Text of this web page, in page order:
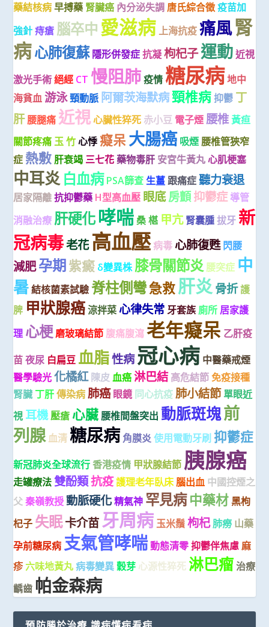
藥結核病 早搏藥 腎臟癌 內分泌失調 唐氏綜合徵疫苗加
強針 痔瘡 腦卒中愛滋病 上海抗疫 痛風腎
病心肺復蘇 隱形併發症 抗凝 枸杞子運動 近視
激光手術 絕經 CT 慢阻肺 疫情 糖尿病地中
海貧血 游泳頸動脈 阿爾茨海默病頸椎病 抑鬱 丁
肝 腰腿痛 近視心臟性猝死 赤小豆 電子煙 腰椎 黃疸
關節疼痛 玉 竹 心悸 癡呆 大腸癌 吸煙 腰椎管狹窄
症 熱敷 肝衰竭 三七花 藥物毒肝 安宮牛黃丸 心肌梗塞
中耳炎 白血病 PSA篩查 生薑 跟痛症 聽力衰退
居家隔離 抗抑鬱藥 H型高血壓 眼底房顫抑鬱症 導管
消融治療 肝硬化哮喘 桑 椹 甲亢 腎囊腫 拔牙 新
冠病毒老花 高血壓 病毒 心肺復甦 閃腰
減肥孕期 紫癜 δ變異株 膝骨關節炎 腰突症 中
暑 結核菌素試驗 脊柱側彎急救肝炎骨折護
脾 甲狀腺癌 涼拌菜 心律失常 牙套族 廁所 居家護
理 心梗 磨玻璃結節 腹痛腹瀉 老年癡呆 乙肝疫
苗 夜尿 白扁豆 血脂性病冠心病 中醫藥戒煙
醫學驗光 化橘紅 陳皮 血癌 淋巴結 高危結節 免疫接種
腎臟 丁肝 傳染病 肺癌 眼鏡 同心抗疫 肺小結節 單眼近
視 耳機壓瘡 心臟 腰椎間盤突出 動脈斑塊前
列腺 血清 糖尿病 角膜炎 使用電動牙刷 抑鬱症
新冠肺炎全球流行 香港疫情 甲狀腺結節 胰腺癌
走罐療法 雙酚類抗疫護理老年臥床 腦出血 中國控煙之
父 秦嶺教授 動脈硬化 精氣神 罕見病中藥材 黑枸
杞子 失眠卡介苗牙周病 玉米鬚 枸杞肺癆 山藥
孕前糖尿病 支氣管哮喘動態清零抑鬱伴焦慮 麻
疹 六味地黃丸 病毒變異 穀芽 心源性猝死 淋巴瘤 治療
齲齒 帕金森病